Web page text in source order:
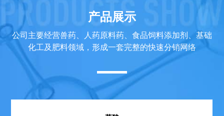
产品展示
公司主要经营兽药、人药原料药、食品饲料添加剂、基础
化工及肥料领域，形成一套完整的快速分销网络